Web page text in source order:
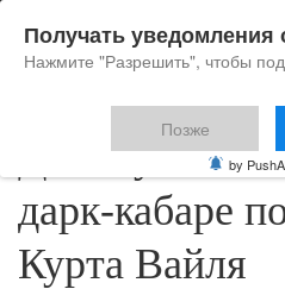
Дом музыки
дарк-кабаре
Курта Вайля
Получать уведомления
Нажмите "Разрешить", чтобы
Позже
by